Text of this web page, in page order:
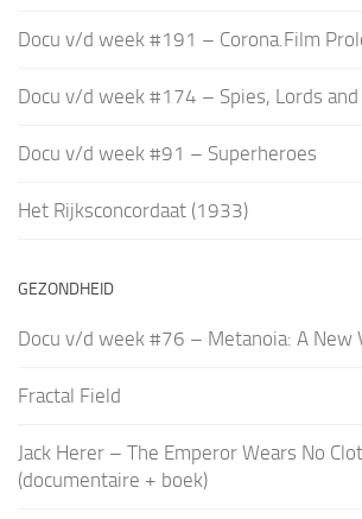
Docu v/d week #191 – Corona.Film
Docu v/d week #174 – Spies, Lords
Docu v/d week #91 – Superheroes
Het Rijksconcordaat (1933)
GEZONDHEID
Docu v/d week #76 – Metanoia: A New
Fractal Field
Jack Herer – The Emperor Wears No
(documentaire + boek)